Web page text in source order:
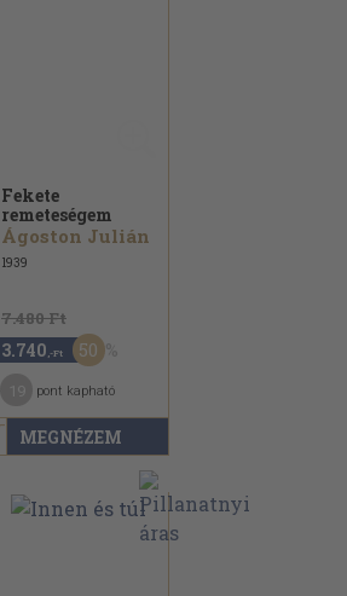
MEGNÉZEM
Fekete
remeteségem
Ágoston Julián
1939
7.480 Ft
3.740 ,-Ft 50
pont kapható